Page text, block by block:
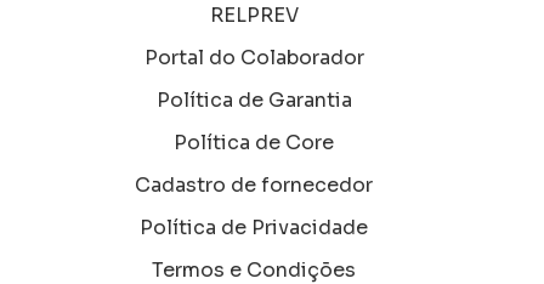
RELPREV
Portal do Colaborador
Política de Garantia
Política de Core
Cadastro de fornecedor
Política de Privacidade
Termos e Condições